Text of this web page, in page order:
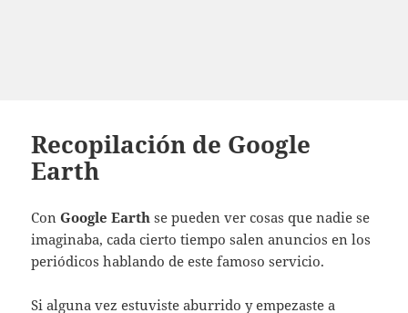
Recopilación de Google
Earth
ConGoogle Earth se pueden ver cosas que nadie se
imaginaba, cada cierto tiempo salen anuncios en los
periódicos hablando de este famoso servicio.
Si alguna vez estuviste aburrido y empezaste a